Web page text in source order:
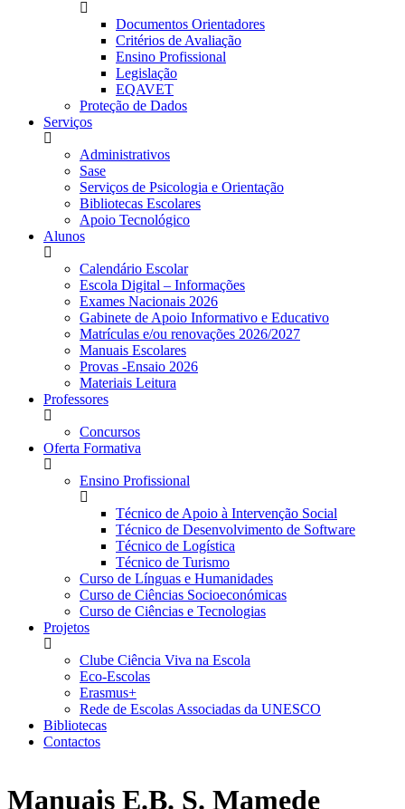
Documentos Orientadores
Critérios de Avaliação
Ensino Profissional
Legislação
EQAVET
Proteção de Dados
Serviços
Administrativos
Sase
Serviços de Psicologia e Orientação
Bibliotecas Escolares
Apoio Tecnológico
Alunos
Calendário Escolar
Escola Digital – Informações
Exames Nacionais 2026
Gabinete de Apoio Informativo e Educativo
Matrículas e/ou renovações 2026/2027
Manuais Escolares
Provas -Ensaio 2026
Materiais Leitura
Professores
Concursos
Oferta Formativa
Ensino Profissional
Técnico de Apoio à Intervenção Social
Técnico de Desenvolvimento de Software
Técnico de Logística
Técnico de Turismo
Curso de Línguas e Humanidades
Curso de Ciências Socioeconómicas
Curso de Ciências e Tecnologias
Projetos
Clube Ciência Viva na Escola
Eco-Escolas
Erasmus+
Rede de Escolas Associadas da UNESCO
Bibliotecas
Contactos
Manuais E.B. S. Mamede